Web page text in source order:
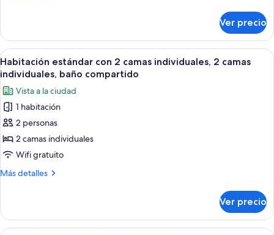
matrimonial,
baño
compartido
doble
económica,
1
cama
baño
compartido
Ver precio
Abrir
todas
las
fotos
de
Habitación
estándar
con
2
2
camas
Una habitación con dos camas, un
6
Habitación estándar con 2 camas individuales, 2 camas
individuales, baño compartido
Vista a la ciudad
1 habitación
2 personas
2 camas individuales
Wifi gratuito
Más detalles
Más
estándar
con
Ver precio
Un dormitorio con cama, escritorio,